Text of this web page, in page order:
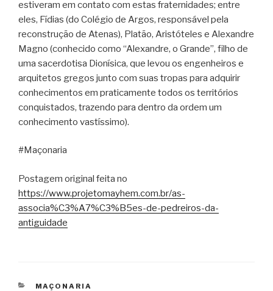
estiveram em contato com estas fraternidades; entre
eles, Fídias (do Colégio de Argos, responsável pela
reconstrução de Atenas), Platão, Aristóteles e Alexandre
Magno (conhecido como “Alexandre, o Grande”, filho de
uma sacerdotisa Dionísica, que levou os engenheiros e
arquitetos gregos junto com suas tropas para adquirir
conhecimentos em praticamente todos os territórios
conquistados, trazendo para dentro da ordem um
conhecimento vastíssimo).
#Maçonaria
Postagem original feita no
https://www.projetomayhem.com.br/as-
associa%C3%A7%C3%B5es-de-pedreiros-da-
antiguidade
CATEGORIAS
MAÇONARIA